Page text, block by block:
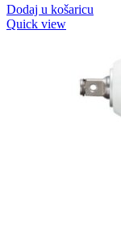
Dodaj u košaricu
Quick view